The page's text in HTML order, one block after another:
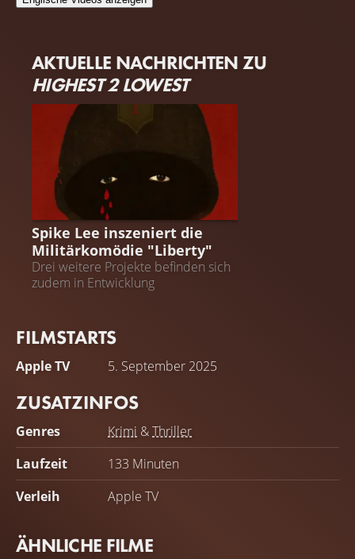
AKTUELLE NACHRICHTEN ZU
HIGHEST 2 LOWEST
LIBERTY
Spike Lee inszeniert die
Militärkomödie "Liberty"
Drei weitere Projekte befinden sich
zudem in Entwicklung
FILMSTARTS
Apple TV 5. September 2025
ZUSATZINFOS
Genres Krimi &Thriller
Laufzeit
133 Minuten
Verleih
Apple TV
ÄHNLICHE FILME